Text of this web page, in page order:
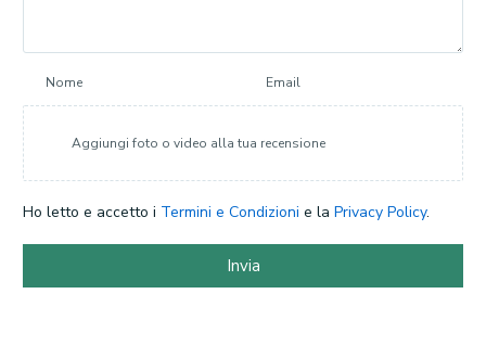
Nome Email
Aggiungi foto o video alla tua recensione
Ho letto e accetto i Termini e Condizioni e la Privacy Policy.
Invia